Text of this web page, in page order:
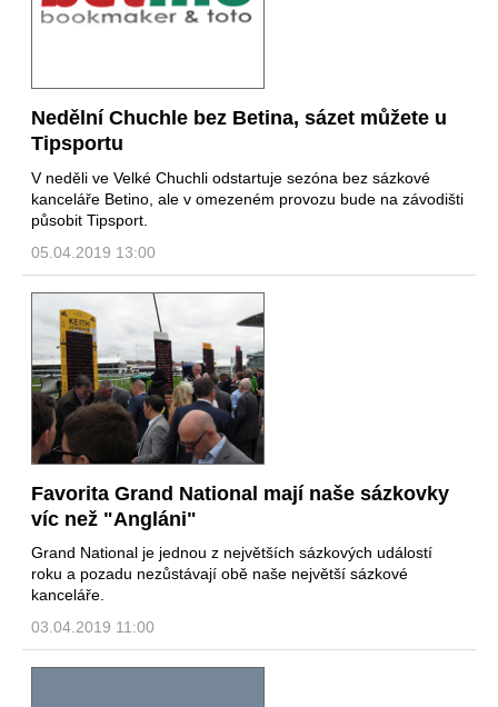
Nedělní Chuchle bez Betina, sázet můžete u
Tipsportu
V neděli ve Velké Chuchli odstartuje sezóna bez sázkové
kanceláře Betino, ale v omezeném provozu bude na závodišti
působit Tipsport.
05.04.2019 13:00
Favorita Grand National mají naše sázkovky
víc než "Angláni"
Grand National je jednou z největších sázkových událostí
roku a pozadu nezůstávají obě naše největší sázkové
kanceláře.
03.04.2019 11:00